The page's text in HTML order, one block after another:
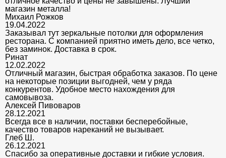
магазин металла!
Михаил Рожков
19.04.2022
Заказывал тут зеркальные потолки для оформления
ресторана. С компанией приятно иметь дело, все четко,
без заминок. Доставка в срок.
Ринат
12.02.2022
Отличный магазин, быстрая обработка заказов. По цене
на некоторые позиции выгодней, чем у ряда
конкурентов. Удобное место нахождения для
самовывоза.
Алексей Пивоваров
28.12.2021
Всегда все в наличии, поставки бесперебойные,
качество товаров нареканий не вызывает.
Глеб Ш.
26.12.2021
Спасибо за оперативные доставки и гибкие условия.